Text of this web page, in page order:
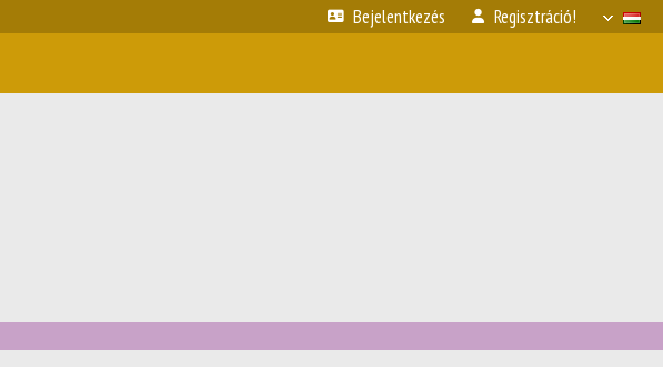
Bejelentkezés Regisztráció!